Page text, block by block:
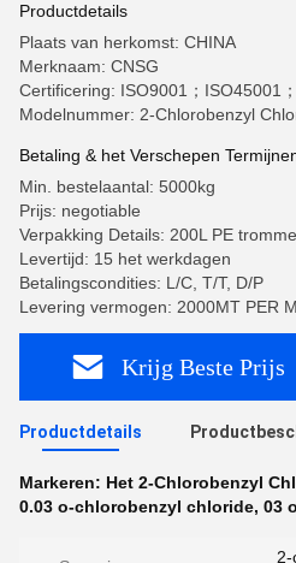
Productdetails
Plaats van herkomst: CHINA
Merknaam: CNSG
Certificering: ISO9001；ISO45001
Modelnummer: 2-Chlorobenzyl
Betaling & het Verschepen
Min. bestelaantal: 5000kg
Prijs: negotiable
Verpakking Details: 200L PE
Levertijd: 15 het werkdagen
Betalingscondities: L/C, T/T, D/P
Levering vermogen: 2000MT PER
Krijg Beste Prijs
Productdetails
Markeren: Het 2-Chlorobenzyl
0.03 o-chlorobenzyl chloride, 03